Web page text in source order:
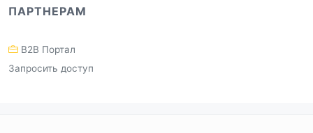
ПАРТНЕРАМ
B2B Портал
Запросить доступ